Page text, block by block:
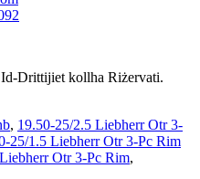
Drittijiet kollha Riżervati.
, 19.50-25/2.5 Liebherr Otr 3-
25/1.5 Liebherr Otr 3-Pc Rim
Otr 3-Pc Rim,